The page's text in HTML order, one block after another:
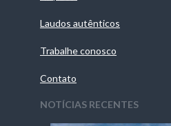
Laudos autênticos
Trabalhe conosco
Contato
NOTÍCIAS RECENTES